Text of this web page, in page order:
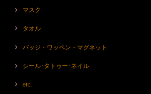
マスク
タオル
バッジ・ワッペン・マグネット
シール･タトゥー･ネイル
etc.